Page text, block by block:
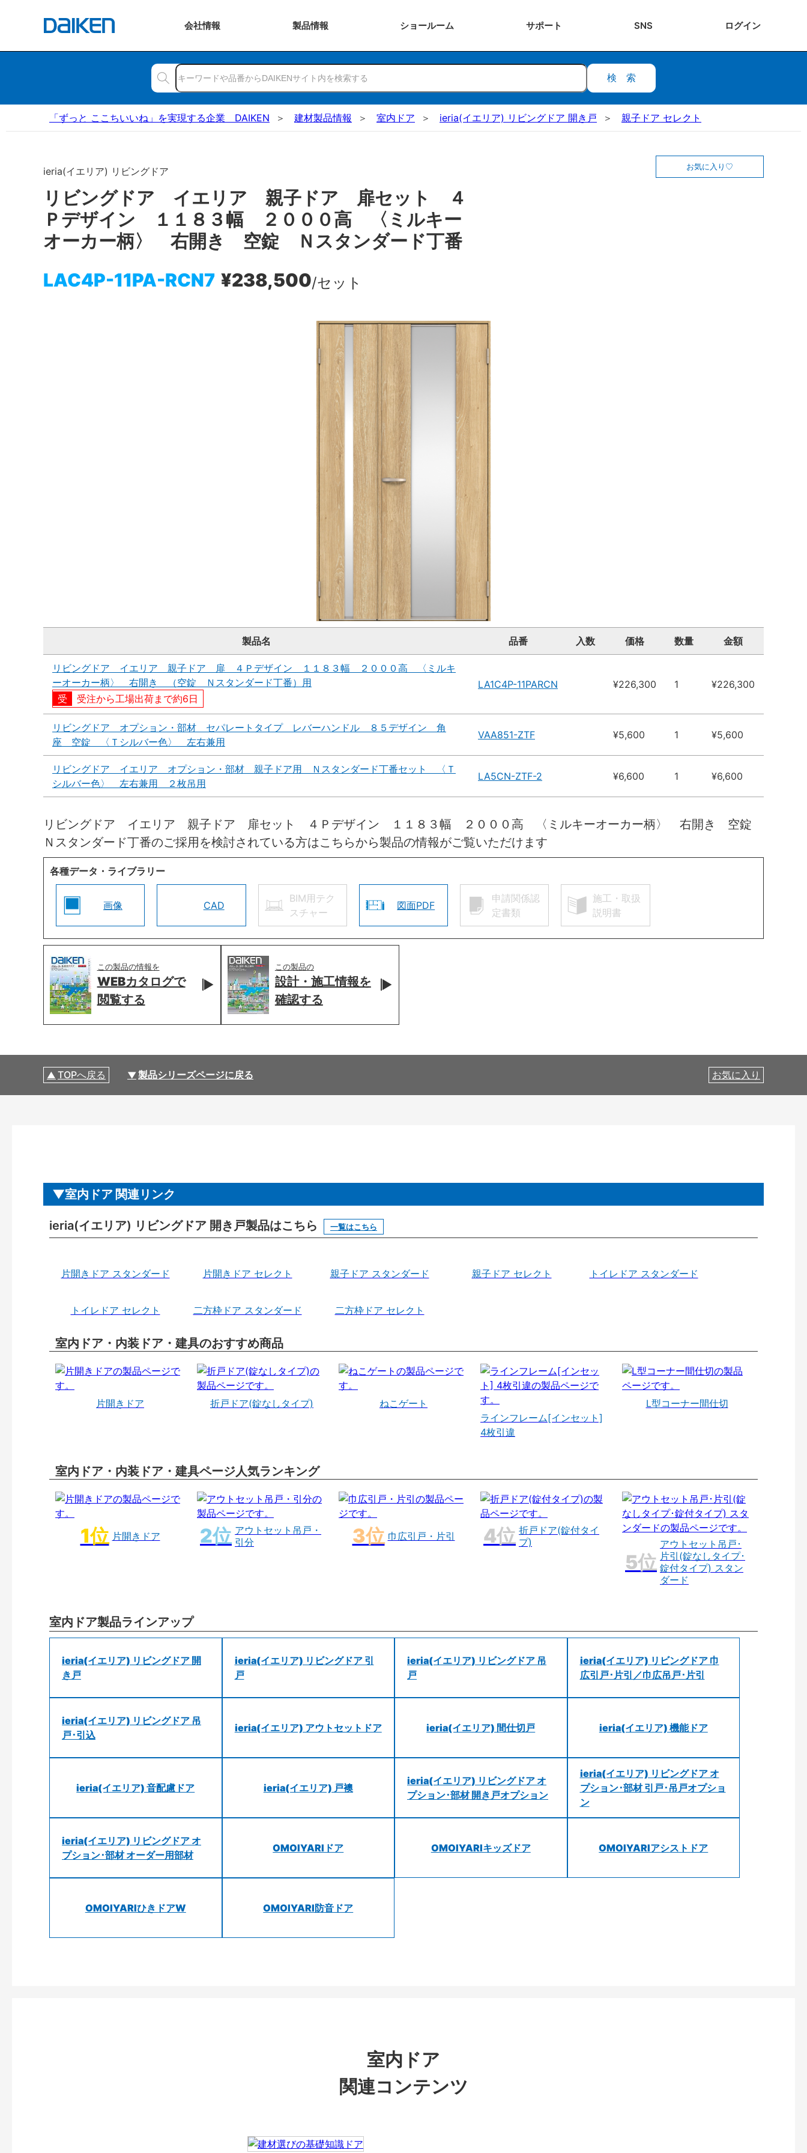
会社情報 製品情報 ショールーム サポート SNS ログイン
検索
「ずっと ここちいいね」を実現する企業 DAIKEN 建材製品情報 室内ドア ieria(イエリア) リビングドア 開き戸 親子ドア セレクト
ieria(イエリア) リビングドア
リビングドア イエリア 親子ドア 扉セット ４
Ｐデザイン １１８３幅 ２０００高 〈ミルキー
オーカー柄〉 右開き 空錠 Ｎスタンダード丁番
LAC4P-11PA-RCN7 ¥238,500/セット
お気に入り
製品名 品番 入数 価格 数量 金額
リビングドア イエリア 親子ドア 扉 ４Ｐデザイン １１８３幅 ２０００高 〈ミルキ
ーオーカー柄〉 右開き （空錠 Ｎスタンダード丁番）用
受注から工場出荷まで約6日
LA1C4P-11PARCN ¥226,300 1 ¥226,300
リビングドア オプション・部材 セパレートタイプ レバーハンドル ８５デザイン 角
座 空錠 〈Ｔシルバー色〉 左右兼用
VAA851-ZTF ¥5,600 1 ¥5,600
リビングドア イエリア オプション・部材 親子ドア用 Ｎスタンダード丁番セット 〈Ｔ
シルバー色〉 左右兼用 ２枚吊用
LA5CN-ZTF-2 ¥6,600 1 ¥6,600
リビングドア イエリア 親子ドア 扉セット ４Ｐデザイン １１８３幅 ２０００高 〈ミルキーオーカー柄〉 右開き 空錠
Ｎスタンダード丁番のご採用を検討されている方はこちらから製品の情報がご覧いただけます
各種データ・ライブラリー
画像 CAD
BIM用テク
スチャー
図面PDF
申請関係認
定書類
施工・取扱
説明書
この製品の情報を
WEBカタログで
閲覧する
この製品の
設計・施工情報を
確認する
TOPへ戻る 製品シリーズページに戻る お気に入り
室内ドア 関連リンク
ieria(イエリア) リビングドア 開き戸製品はこちら 一覧はこちら
片開きドア スタンダード 片開きドア セレクト 親子ドア スタンダード 親子ドア セレクト トイレドア スタンダード
トイレドア セレクト 二方枠ドア スタンダード 二方枠ドア セレクト
室内ドア・内装ドア・建具のおすすめ商品
片開きドア 折戸ドア(錠なしタイプ)
ねこゲート
ラインフレーム[インセット]
4枚引違
L型コーナー間仕切
室内ドア・内装ドア・建具ページ人気ランキング
片開きドア
アウトセット吊戸・
引分
巾広引戸・片引
折戸ドア(錠付タイ
プ)
アウトセット吊戸･
片引(錠なしタイプ･
錠付タイプ) スタン
ダード
室内ドア製品ラインアップ
ieria(イエリア) リビングドア 開
き戸
ieria(イエリア) リビングドア 引
戸
ieria(イエリア) リビングドア 吊
戸
ieria(イエリア) リビングドア 巾
広引戸･片引／巾広吊戸･片引
ieria(イエリア) リビングドア 吊
戸･引込
ieria(イエリア) アウトセットドア ieria(イエリア) 間仕切戸 ieria(イエリア) 機能ドア
ieria(イエリア) 音配慮ドア ieria(イエリア) 戸襖
ieria(イエリア) リビングドア オ
プション･部材 開き戸オプション
ieria(イエリア) リビングドア オ
プション･部材 引戸･吊戸オプショ
ン
ieria(イエリア) リビングドア オ
プション･部材 オーダー用部材
OMOIYARIドア OMOIYARIキッズドア OMOIYARIアシストドア
OMOIYARIひきドアW OMOIYARI防音ドア
室内ドア
関連コンテンツ